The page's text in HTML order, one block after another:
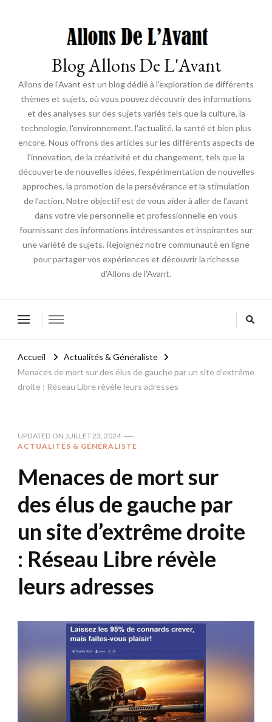
Blog Allons De L'Avant
Allons de l'Avant est un blog dédié à l'exploration de différents
thèmes et sujets, où vous pouvez découvrir des informations
et des analyses sur des sujets variés tels que la culture, la
technologie, l'environnement, l'actualité, la santé et bien plus
encore. Nous offrons des articles sur les différents aspects de
l'innovation, de la créativité et du changement, tels que la
découverte de nouvelles idées, l'expérimentation de nouvelles
approches, la promotion de la persévérance et la stimulation
de l'action. Notre objectif est de vous aider à aller de l'avant
dans votre vie personnelle et professionnelle en vous
fournissant des informations intéressantes et inspirantes sur
une variété de sujets. Rejoignez notre communauté en ligne
pour partager vos expériences et découvrir la richesse
d'Allons de l'Avant.
Accueil
Actualités & Généraliste
Menaces de mort sur des élus de gauche par un site d’extrême
droite : Réseau Libre révèle leurs adresses
UPDATED ON JUILLET 23, 2024
ACTUALITÉS & GÉNÉRALISTE
Menaces de mort sur
des élus de gauche par
un site d’extrême droite
: Réseau Libre révèle
leurs adresses